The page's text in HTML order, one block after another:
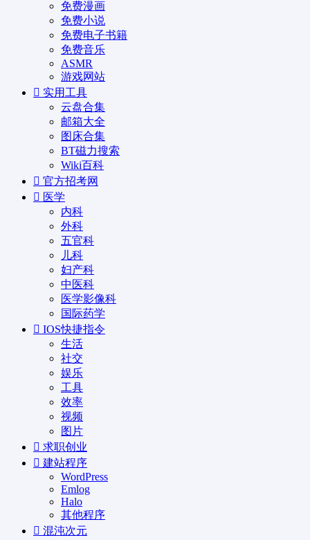
免费漫画
免费小说
免费电子书籍
免费音乐
ASMR
游戏网站
实用工具
云盘合集
邮箱大全
图床合集
BT磁力搜索
Wiki百科
官方招考网
医学
内科
外科
五官科
儿科
妇产科
中医科
医学影像科
国际药学
IOS快捷指令
生活
社交
娱乐
工具
效率
视频
图片
求职创业
建站程序
WordPress
Emlog
Halo
其他程序
混沌次元